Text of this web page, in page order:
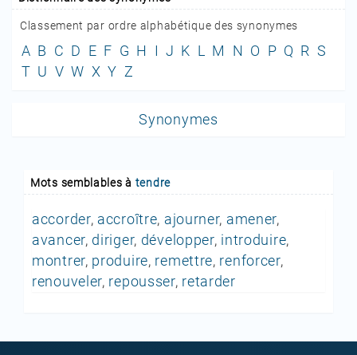
Classement par ordre alphabétique des synonymes
A B C D E F G H I J K L M N O P Q R S
T U V W X Y Z
Synonymes
Mots semblables à tendre
accorder, accroître, ajourner, amener,
avancer, diriger, développer, introduire,
montrer, produire, remettre, renforcer,
renouveler, repousser, retarder